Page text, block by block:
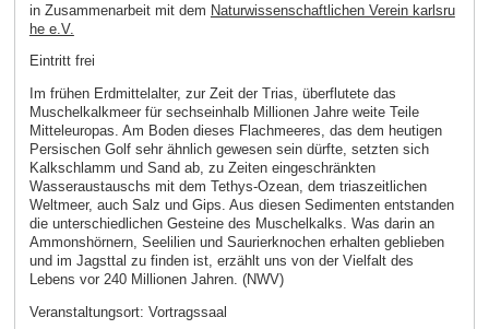
in Zusammenarbeit mit dem Naturwissenschaftlichen Verein karlsru
he e.V.
Eintritt frei
Im frühen Erdmittelalter, zur Zeit der Trias, überflutete das
Muschelkalkmeer für sechseinhalb Millionen Jahre weite Teile
Mitteleuropas. Am Boden dieses Flachmeeres, das dem heutigen
Persischen Golf sehr ähnlich gewesen sein dürfte, setzten sich
Kalkschlamm und Sand ab, zu Zeiten eingeschränkten
Wasseraustauschs mit dem Tethys-Ozean, dem triaszeitlichen
Weltmeer, auch Salz und Gips. Aus diesen Sedimenten entstanden
die unterschiedlichen Gesteine des Muschelkalks. Was darin an
Ammonshörnern, Seelilien und Saurierknochen erhalten geblieben
und im Jagsttal zu finden ist, erzählt uns von der Vielfalt des
Lebens vor 240 Millionen Jahren. (NWV)
Veranstaltungsort: Vortragssaal